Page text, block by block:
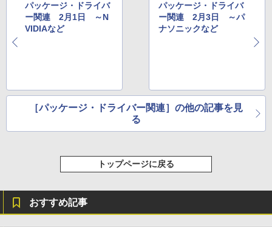
パッケージ・ドライバ
ー関連 2月1日 ～N
VIDIAなど
パッケージ・ドライバ
ー関連 2月3日 ～パ
ナソニックなど
［パッケージ・ドライバー関連］の他の記事を見
る
トップページに戻る
おすすめ記事